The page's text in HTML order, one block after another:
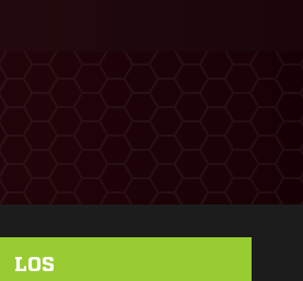
LOS